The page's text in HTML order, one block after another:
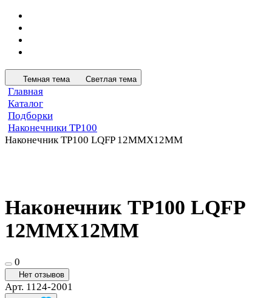
Темная тема Светлая тема
Главная
Каталог
Подборки
Наконечники TP100
Наконечник TP100 LQFP 12MMX12MM
Наконечник TP100 LQFP
12MMX12MM
0
Нет отзывов
Арт. 1124-2001